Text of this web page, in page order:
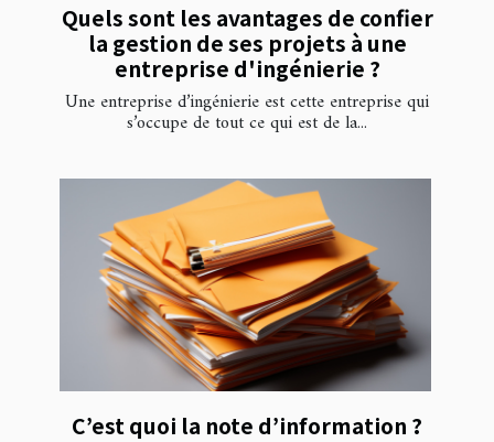
Quels sont les avantages de confier
la gestion de ses projets à une
entreprise d'ingénierie ?
Une entreprise d’ingénierie est cette entreprise qui
s’occupe de tout ce qui est de la...
C’est quoi la note d’information ?